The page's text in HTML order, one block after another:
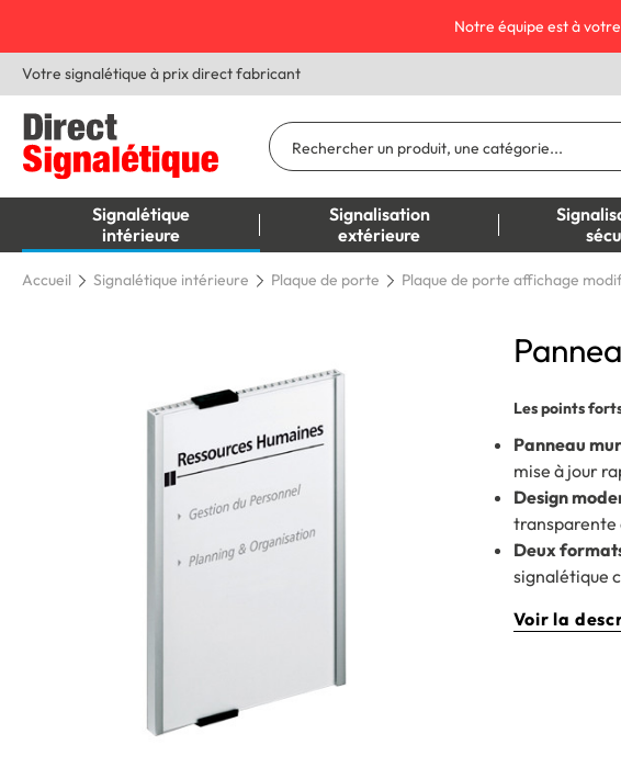
Notre équipe est à
Votre signalétique à prix direct fabricant
Signalétique
intérieure
Signalisation
extérieure
Accueil Signalétique intérieure Plaque de porte Plaque de porte affichage
Les points
Panneau
mise à jour
Design
Deux
signalétique
Voir la